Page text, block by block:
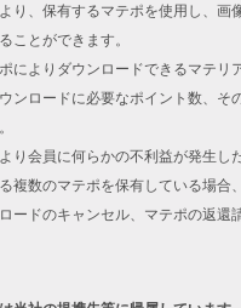
り、保有するマテポを使用し、画
ことができます。
よりダウンロードできるマテリ
ロードに必要なポイント数、そ
会員に何らかの不利益が発生し
数のマテポを保有している場合
ドのキャンセル、マテポの返還